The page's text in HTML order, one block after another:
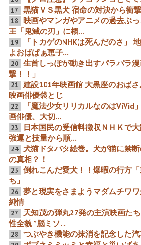
ちトリエンナーレ 書類
と在日の証拠動画
BS11とBS12が中韓ドラマ
の週間68本の驚愕大全貌 写
真32枚から緊迫する2大左
翼放送局を通じた中韓日本
侵略
俳優の形成に埋蔵され
深き渓谷・歴代の名コ
第95回米国アカデミー賞 モ
ンローはもろく沈んだ「60
歳女性という概念」をぶち
壊した女優と「穴であるマ
ス」 映画111本主演64本の
「あゝ偉大なトニー・カー
ティス」
声優界のレジェンド野
ックインミュージック
ああ嘆きのソニーどん 日発
大踏外した外資6割越えの
大暴走列車”ポリコレ概念
破壊ですやん” 「KPOPガ
ールズ!」に関与の声優のリ
ベラル化に大貢献のミュー
ジックレイン噛み韓グ
実 マスコミ報道がまたや
かした嘘
17 黒猫ＶＳ黒犬 宿命の対決から衝
18
映画やマンガやアニメの過去ぶ
王「鬼滅の刃」に概...
19
「トカゲのNHKは死んだのさ」
よおばぱぁ恵子...
20 生首しっぽが動き出すパラパラ
撃！！」
21
建設101年映画館 大黒座のおば
映画俳優袋とじ
22
「魔法少女リリカルなのはViVid
画俳優、大切...
23
日本国民の受信料徴収ＮＨＫで
強運と技量から順...
24 犬猫ドタバタ絵巻。犬が猫に禁
の真相？！
25
倒れこんだ愛犬！！爆暇の行方
ち」
26 夢と現実をさまようマダムチワ
純情
27
天知茂の弾丸27発の主演映画た
性全貌 ”脳ミソ...
28 つぶやき機能の抹消を記念した